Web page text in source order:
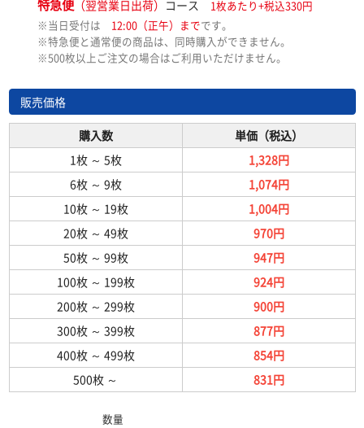
特急便（翌営業日出荷） コース
1枚あたり+税込330円
※当日受付は 12:00（正午）までです。
※特急便と通常便の商品は、同時購入ができません。
※500枚以上ご注文の場合はご利用いただけません。
販売価格
購入数
単価（税込）
1枚 ～ 5枚
1,328円
6枚 ～ 9枚
1,074円
10枚 ～ 19枚
1,004円
20枚 ～ 49枚
970円
50枚 ～ 99枚
947円
100枚 ～ 199枚
924円
200枚 ～ 299枚
900円
300枚 ～ 399枚
877円
400枚 ～ 499枚
854円
500枚 ～ 831円
数量